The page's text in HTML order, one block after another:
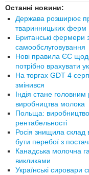
Останні новини:
Держава розширює
тваринницьких ферм
Британські фермери
самообслуговування
Нові правила ЄС
потрібно врахувати
На торгах GDT 4
змінився
Індія стане головним
виробництва молока
Польща: виробництво
рентабельності
Росія знищила
бути перебої з
Канадська молочна
викликами
Українські сировари